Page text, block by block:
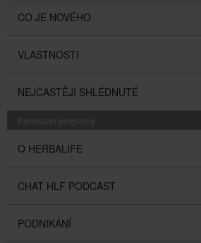
CO JE NOVÉHO
VLASTNOSTI
NEJČASTĚJI SHLÉDNUTÉ
Procházet programy
O HERBALIFE
CHAT HLF PODCAST
PODNIKÁNÍ